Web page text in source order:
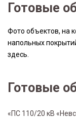
Готовые
Фото объектов, на
напольных
здесь.
Готовые
«ПС 110/20 кВ